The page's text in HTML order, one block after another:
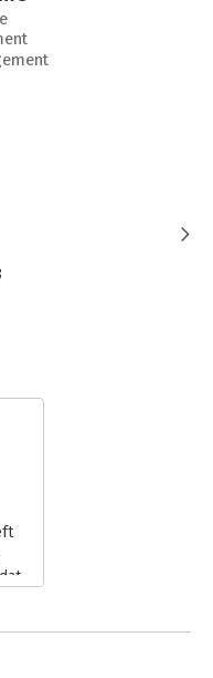
van het
de
tevens
van een trade-